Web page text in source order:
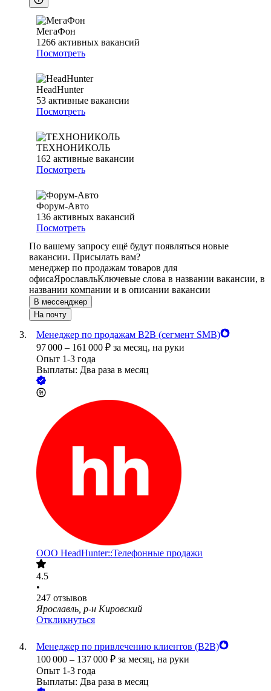
МегаФон
1266 активных вакансий
Посмотреть
HeadHunter
53 активные вакансии
Посмотреть
ТЕХНОНИКОЛЬ
162 активные вакансии
Посмотреть
Форум-Авто
136 активных вакансий
Посмотреть
По вашему запросу ещё будут появляться новые
вакансии. Присылать вам?
менеджер по продажам товаров для
офисаЯрославльКлючевые слова в названии вакансии, в
названии компании и в описании вакансии
В мессенджер
На почту
Менеджер по продажам B2B (сегмент SMB)
97 000 – 161 000 ₽ за месяц, на руки
Опыт 1-3 года
Выплаты: Два раза в месяц
ООО HeadHunter::Телефонные продажи
4.5
•
247 отзывов
Ярославль, р-н Кировский
Откликнуться
Менеджер по привлечению клиентов (B2B)
100 000 – 137 000 ₽ за месяц, на руки
Опыт 1-3 года
Выплаты: Два раза в месяц